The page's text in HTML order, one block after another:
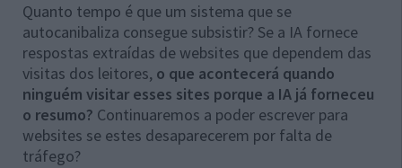
Quanto tempo é que um sistema que se
autocanibaliza consegue subsistir? Se a IA fornece
respostas extraídas de websites que dependem das
visitas dos leitores, o que acontecerá quando
ninguém visitar esses sites porque a IA já forneceu
o resumo? Continuaremos a poder escrever para
websites se estes desaparecerem por falta de
tráfego?